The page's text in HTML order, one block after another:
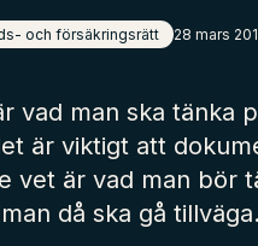
och försäkringsrätt 28 mars
vad man ska tänka
är viktigt att
vet är vad man bör
då ska gå tillväga.